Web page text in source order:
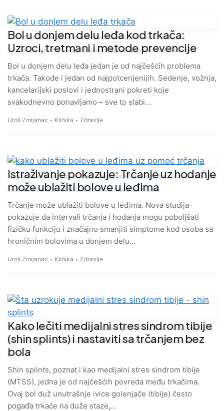
Bol u donjem delu leđa kod trkača:
Uzroci, tretmani i metode prevencije
Bol u donjem delu leđa jedan je od najčešćih problema
trkača. Takođe i jedan od najpotcenjenijih. Sedenje, vožnja,
kancelarijski poslovi i jednostrani pokreti koje
svakodnevno ponavljamo – sve to slabi…
Uroš Zmijanac Klinika Zdravlje
Istraživanje pokazuje: Trčanje uz hodanje
može ublažiti bolove u leđima
Trčanje može ublažiti bolove u leđima. Nova studija
pokazuje da intervali trčanja i hodanja mogu poboljšati
fizičku funkciju i značajno smanjiti simptome kod osoba sa
hroničnim bolovima u donjem delu…
Uroš Zmijanac Klinika Zdravlje
Kako lečiti medijalni stres sindrom tibije
(shin splints) i nastaviti sa trčanjem bez
bola
Shin splints, poznat i kao medijalni stres sindrom tibije
(MTSS), jedna je od najčešćih povreda među trkačima.
Ovaj bol duž unutrašnje ivice golenjače (tibije) često
pogađa trkače na duže staze,…